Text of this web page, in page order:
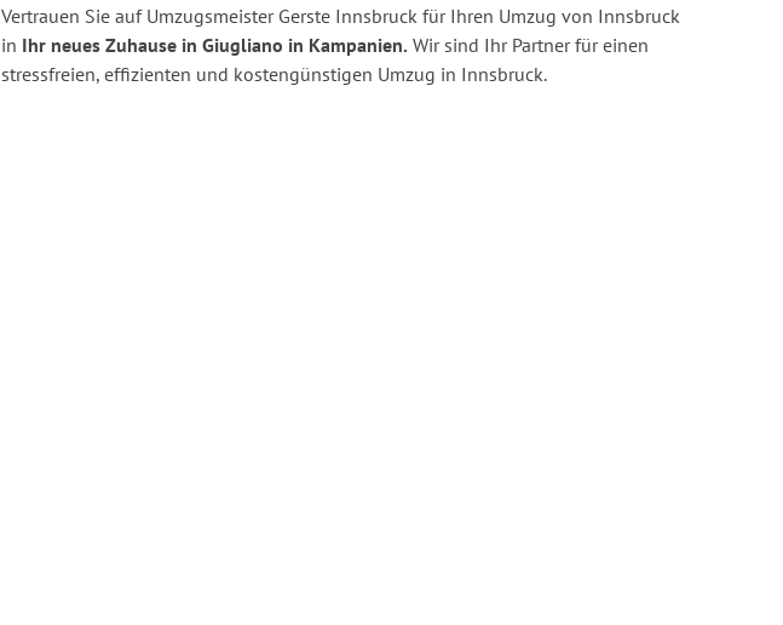
Vertrauen Sie auf Umzugsmeister Gerste Innsbruck für Ihren Umzug von Innsbruck
in Ihr neues Zuhause in Giugliano in Kampanien. Wir sind Ihr Partner für einen
stressfreien, effizienten und kostengünstigen Umzug in Innsbruck.